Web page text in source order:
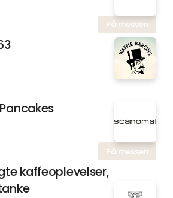
På messen
På messen
kaffeoplevelser,